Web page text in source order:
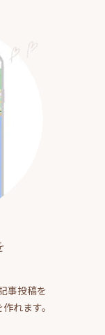
事投稿を
れます。